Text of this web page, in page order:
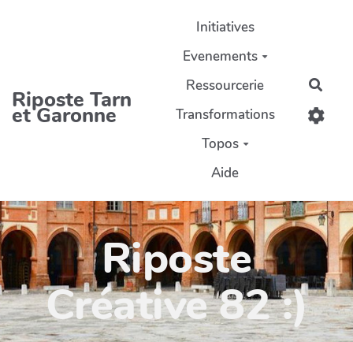
Riposte Tarn
et Garonne
Initiatives
Evenements
Ressourcerie
Transformations
Topos
Aide
Riposte
Créative 82 :)